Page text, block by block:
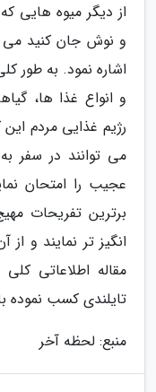
از دیگر میوه هایی
و نوش جان کنید می
اشاره نمود. به طور
و انواع غذا ها،
رژیم غذایی مردم
می توانند در سفر
عجیب را امتحان
برترین تفریحات
انگیز تر نمایند و از
مقاله اطلاعاتی
تایلندی کسب نموده
منبع: لحظه آخر